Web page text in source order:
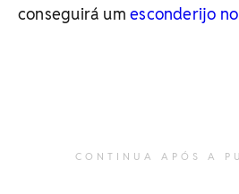
conseguirá umesconderijo
CONTINUA APÓS A